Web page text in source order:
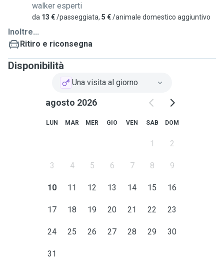
walker esperti
da 13 €/passeggiata, 5 €/animale domestico aggiuntivo
Inoltre...
Ritiro e riconsegna
Disponibilità
Una visita al giorno
agosto 2026
LUN MAR MER GIO VEN SAB DOM
1 2
3 4 5 6 7 8 9
10 11 12 13 14 15 16
17 18 19 20 21 22 23
24 25 26 27 28 29 30
31